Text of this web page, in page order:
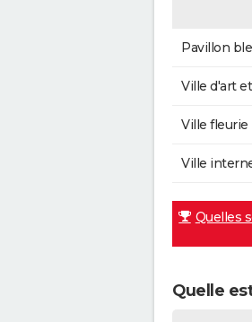
Pavillon
Ville d'art
Ville fleurie
Ville
Quelles
Quelle